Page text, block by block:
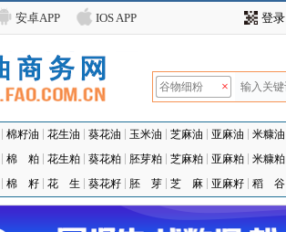
安卓APP IOS APP 登录
谷物细粉 ×
棉籽油 花生油 葵花油 玉米油 芝麻油 亚麻油
米糠油
棉 粕 花生粕 葵花粕 胚芽粕 芝麻粕 亚麻粕
米糠粕
棉 籽 花 生 葵花籽 胚 芽 芝 麻 亚麻籽 稻 谷